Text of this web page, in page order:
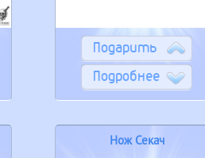
Подарить
Подробнее
Нож Секач